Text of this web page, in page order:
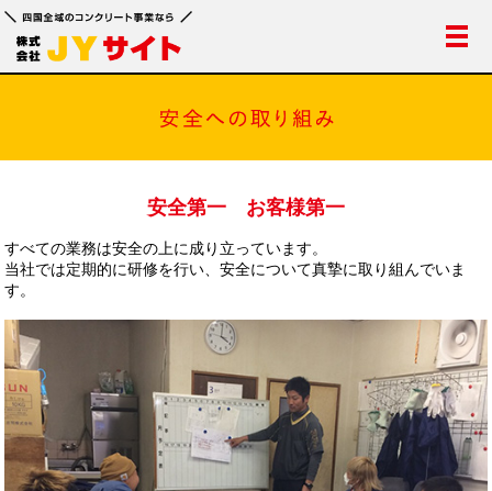
メ
安全第一 お客様第一
すべての業務は安全の上に成り立っています。
当社では定期的に研修を行い、安全について真摯に取り組んでいま
す。